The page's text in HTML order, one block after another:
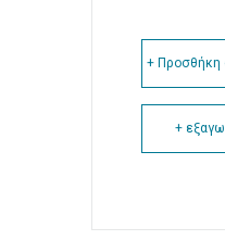
+ Προσθήκη
+